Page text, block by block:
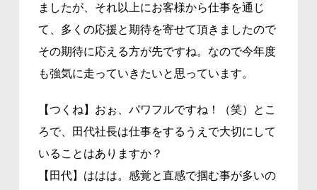
ましたが、それ以上にお客様から仕事を通じ
て、多くの応援と期待を寄せて頂きましたので
その期待に応える方が先ですね。なので今年度
も強気に走っていきたいと思っています。
【つくね】おぉ、パワフルですね！（笑）とこ
ろで、田代社長は仕事をするうえで大切にして
いることはありますか？
【田代】ははは。感覚と直感で掴む事が多いの